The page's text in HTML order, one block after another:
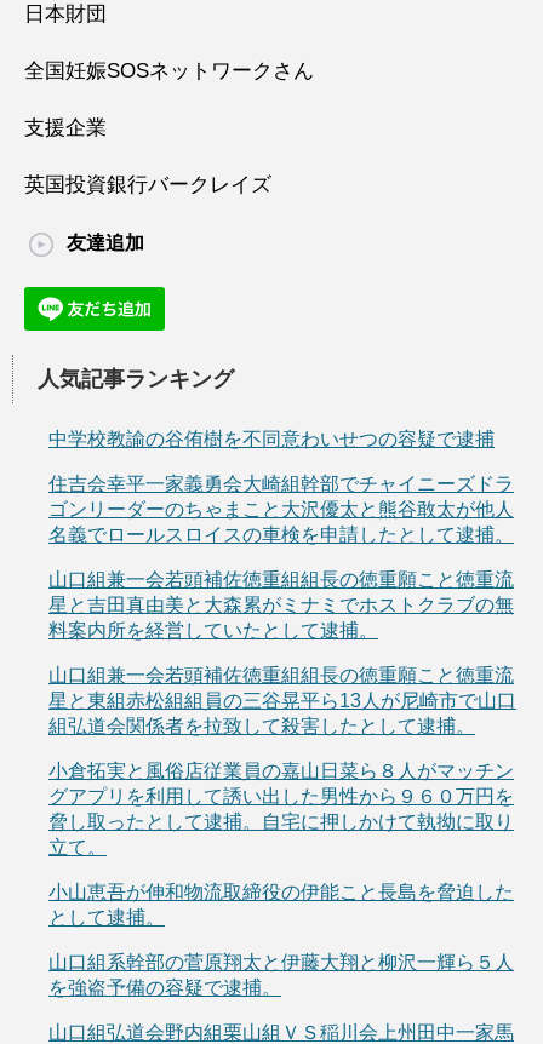
日本財団
全国妊娠SOSネットワークさん
支援企業
英国投資銀行バークレイズ
友達追加
人気記事ランキング
中学校教諭の谷侑樹を不同意わいせつの容疑で逮捕
住吉会幸平一家義勇会大崎組幹部でチャイニーズドラ
ゴンリーダーのちゃまこと大沢優太と熊谷敢太が他人
名義でロールスロイスの車検を申請したとして逮捕。
山口組兼一会若頭補佐徳重組組長の徳重願こと徳重流
星と吉田真由美と大森累がミナミでホストクラブの無
料案内所を経営していたとして逮捕。
山口組兼一会若頭補佐徳重組組長の徳重願こと徳重流
星と東組赤松組組員の三谷晃平ら13人が尼崎市で山口
組弘道会関係者を拉致して殺害したとして逮捕。
小倉拓実と風俗店従業員の嘉山日菜ら８人がマッチン
グアプリを利用して誘い出した男性から９６０万円を
脅し取ったとして逮捕。自宅に押しかけて執拗に取り
立て。
小山恵吾が伸和物流取締役の伊能こと長島を脅迫した
として逮捕。
山口組系幹部の菅原翔太と伊藤大翔と柳沢一輝ら５人
を強盗予備の容疑で逮捕。
山口組弘道会野内組栗山組ＶＳ稲川会上州田中一家馬